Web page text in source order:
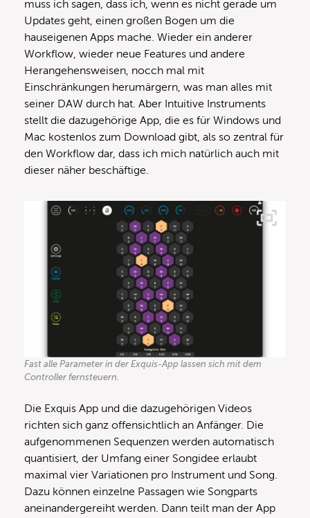
muss ich sagen, dass ich, wenn es nicht gerade um
Updates geht, einen großen Bogen um die
hauseigenen Apps mache. Wieder ein anderer
Workflow, wieder neue Features und andere
Herangehensweisen, nocch mal mit
Einschränkungen herumärgern, was man alles mit
seiner DAW durch hat. Aber Intuitive Instruments
stellt die dazugehörige App, die es für Windows und
Mac kostenlos zum Download gibt, als so zentral für
den Workflow dar, dass ich mich natürlich auch mit
dieser näher beschäftige.
Fast alle Parameter in der Exquis-App lassen sich mit dem
Controller fernsteuern.
Die Exquis App und die dazugehörigen Videos
richten sich ganz offensichtlich an Anfänger. Die
aufgenommenen Sequenzen werden automatisch
quantisiert, der Umfang einer Songidee erlaubt
maximal vier Variationen pro Instrument und Song.
Dazu können einzelne Passagen wie Songparts
aneinandergereiht werden. Dann teilt man der App